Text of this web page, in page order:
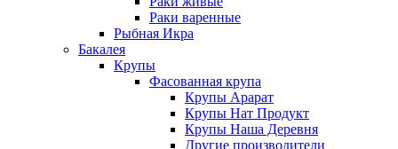
Раки варенные
Рыбная Икра
Бакалея
Крупы
Фасованная крупа
Крупы Арарат
Крупы Нат Продукт
Крупы Наша Деревня
Другие производители